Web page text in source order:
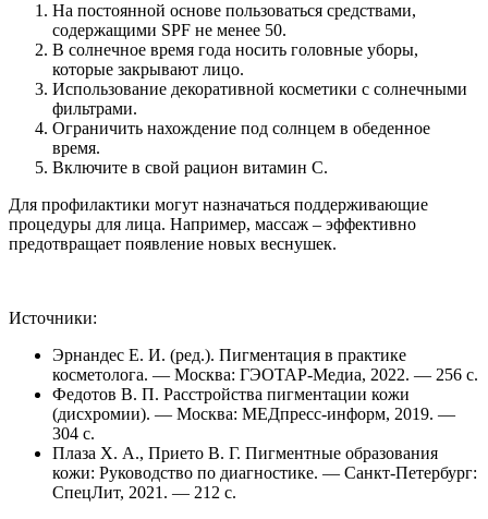
На постоянной основе пользоваться средствами,
содержащими SPF не менее 50.
В солнечное время года носить головные уборы,
которые закрывают лицо.
Использование декоративной косметики с солнечными
фильтрами.
Ограничить нахождение под солнцем в обеденное
время.
Включите в свой рацион витамин С.
Для профилактики могут назначаться поддерживающие
процедуры для лица. Например, массаж – эффективно
предотвращает появление новых веснушек.
Источники:
Эрнандес Е. И. (ред.). Пигментация в практике
косметолога. — Москва: ГЭОТАР-Медиа, 2022. — 256 с.
Федотов В. П. Расстройства пигментации кожи
(дисхромии). — Москва: МЕДпресс-информ, 2019. —
304 с.
Плаза Х. А., Прието В. Г. Пигментные образования
кожи: Руководство по диагностике. — Санкт-Петербург:
СпецЛит, 2021. — 212 с.